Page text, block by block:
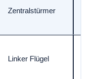
Zentralstürmer
Linker Flügel